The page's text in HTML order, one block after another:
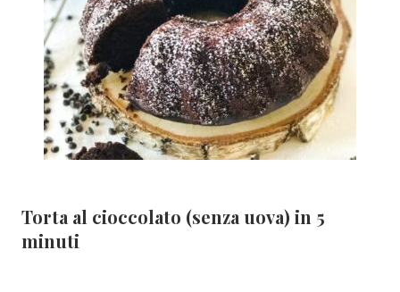
Torta al cioccolato (senza uova) in 5
minuti